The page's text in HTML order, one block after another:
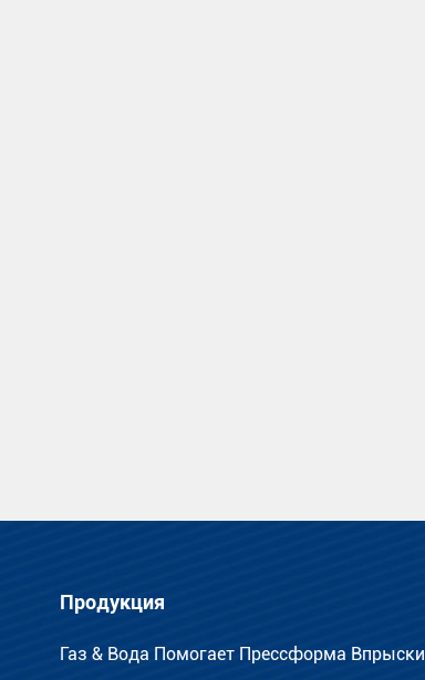
Продукция
Газ & Вода Помогает Прессформа Впрыски